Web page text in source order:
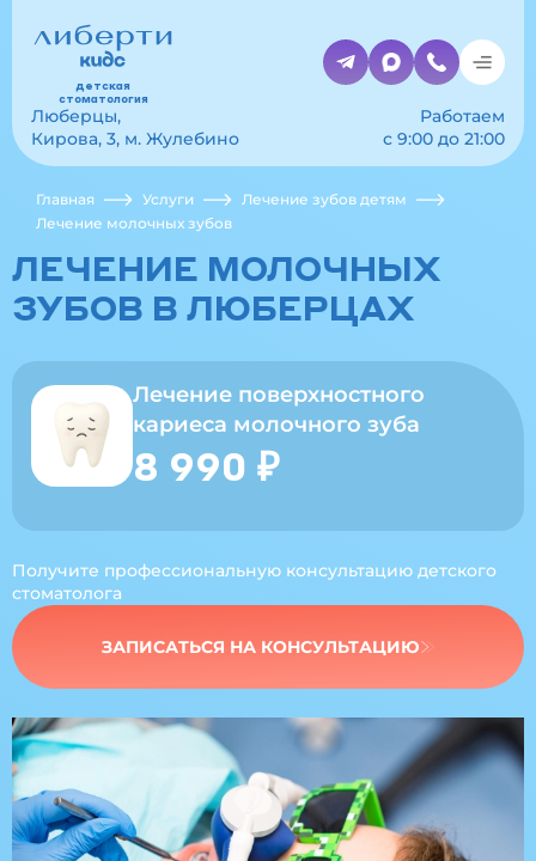
детская
стоматология
Люберцы,
Кирова, 3, м. Жулебино
Работаем
с 9:00 до 21:00
Главная Услуги
Лечение зубов детям
Лечение молочных зубов
ЛЕЧЕНИЕ МОЛОЧНЫХ
ЗУБОВ В ЛЮБЕРЦАХ
Лечение поверхностного
кариеса молочного зуба
8 990 ₽
ЗАПИСАТЬСЯ НА КОНСУЛЬТАЦИЮ
Получите профессиональную консультацию детского
стоматолога